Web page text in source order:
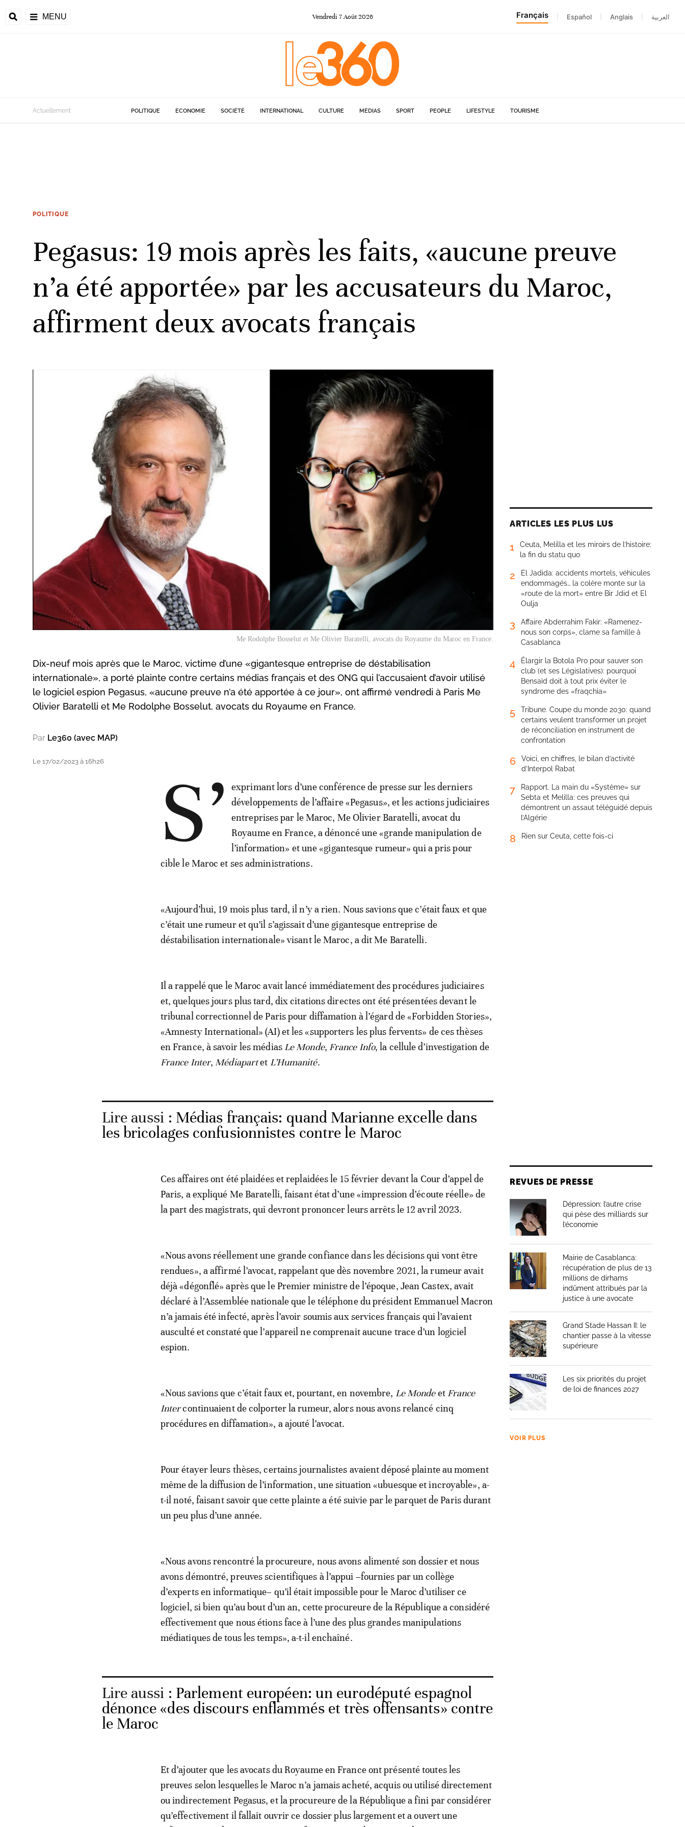
MENU Vendredi 7Août 2026 Français Español Anglais العربية
Actuellement POLITIQUE ECONOMIE SOCIÉTÉ INTERNATIONAL CULTURE MÉDIAS SPORT PEOPLE LIFESTYLE TOURISME
POLITIQUE
Pegasus: 19 mois après les faits, «aucune preuve
n’a été apportée» par les accusateurs du Maroc,
affirment deux avocats français
Me Rodolphe Bosselut et Me Olivier Baratelli, avocats du Royaume du Maroc en France.
Dix-neuf mois après que le Maroc, victime d’une «gigantesque entreprise de déstabilisation
internationale», a porté plainte contre certains médias français et des ONG qui l’accusaient d’avoir utilisé
le logiciel espion Pegasus, «aucune preuve n’a été apportée à ce jour», ont affirmé vendredi à Paris Me
Olivier Baratelli et Me Rodolphe Bosselut, avocats du Royaume en France.
Par Le360 (avec MAP)
Le 17/02/2023 à 16h26 S’
exprimant lors d’une conférence de presse sur les derniers
développements de l’affaire «Pegasus», et les actions judiciaires
entreprises par le Maroc, Me Olivier Baratelli, avocat du
Royaume en France, a dénoncé une «grande manipulation de
l’information» et une «gigantesque rumeur» qui a pris pour
cible le Maroc et ses administrations.
«Aujourd’hui, 19 mois plus tard, il n’y a rien. Nous savions que c’était faux et que
c’était une rumeur et qu’il s’agissait d’une gigantesque entreprise de
déstabilisation internationale» visant le Maroc, a dit Me Baratelli.
Il a rappelé que le Maroc avait lancé immédiatement des procédures judiciaires
et, quelques jours plus tard, dix citations directes ont été présentées devant le
tribunal correctionnel de Paris pour diffamation à l’égard de «Forbidden Stories»,
«Amnesty International» (AI) et les «supporters les plus fervents» de ces thèses
en France, à savoir les médias Le Monde, France Info, la cellule d’investigation de
France Inter, Médiapartet L’Humanité.
Lire aussi : Médias français: quand Marianne excelle dans
les bricolages confusionnistes contre le Maroc
Ces affaires ont été plaidées et replaidées le 15 février devant la Cour d’appel de
Paris, a expliqué Me Baratelli, faisant état d’une «impression d’écoute réelle» de
la part des magistrats, qui devront prononcer leurs arrêts le 12 avril 2023.
«Nous avons réellement une grande confiance dans les décisions qui vont être
rendues», a affirmé l’avocat, rappelant que dès novembre 2021, la rumeur avait
déjà «dégonflé» après que le Premier ministre de l’époque, Jean Castex, avait
déclaré à l’Assemblée nationale que le téléphone du président Emmanuel Macron
n’a jamais été infecté, après l’avoir soumis aux services français qui l’avaient
ausculté et constaté que l’appareil ne comprenait aucune trace d’un logiciel
espion.
«Nous savions que c’était faux et, pourtant, en novembre, Le Mondeet France
Intercontinuaient de colporter la rumeur, alors nous avons relancé cinq
procédures en diffamation», a ajouté l’avocat.
Pour étayer leurs thèses, certains journalistes avaient déposé plainte au moment
même de la diffusion de l’information, une situation «ubuesque et incroyable», a-
t-il noté, faisant savoir que cette plainte a été suivie par le parquet de Paris durant
un peu plus d’une année.
«Nous avons rencontré la procureure, nous avons alimenté son dossier et nous
avons démontré, preuves scientifiques à l’appui –fournies par un collège
d’experts en informatique– qu’il était impossible pour le Maroc d’utiliser ce
logiciel, si bien qu’au bout d’un an, cette procureure de la République a considéré
effectivement que nous étions face à l’une des plus grandes manipulations
médiatiques de tous les temps», a-t-il enchaîné.
Lire aussi : Parlement européen: un eurodéputé espagnol
dénonce «des discours enflammés et très offensants» contre
le Maroc
Et d’ajouter que les avocats du Royaume en France ont présenté toutes les
preuves selon lesquelles le Maroc n’a jamais acheté, acquis ou utilisé directement
ou indirectement Pegasus, et la procureure de la République a fini par considérer
qu’effectivement il fallait ouvrir ce dossier plus largement et a ouvert une
ARTICLES LES PLUS LUS
1
Ceuta, Melilla et les miroirs de l’histoire:
la fin du statu quo
2
El Jadida: accidents mortels, véhicules
endommagés… la colère monte sur la
«route de la mort» entre Bir Jdid et El
Oulja
3
Affaire Abderrahim Fakir: «Ramenez-
nous son corps», clame sa famille à
Casablanca
4
Élargir la Botola Pro pour sauver son
club (et ses Législatives): pourquoi
Bensaïd doit à tout prix éviter le
syndrome des «fraqchia»
5
Tribune. Coupe du monde 2030: quand
certains veulent transformer un projet
de réconciliation en instrument de
confrontation
6
Voici, en chiffres, le bilan d’activité
d’Interpol Rabat
7
Rapport. La main du «Système» sur
Sebta et Melilla: ces preuves qui
démontrent un assaut téléguidé depuis
l’Algérie
8 Rien sur Ceuta, cette fois-ci
REVUES DE PRESSE
Dépression: l’autre crise
qui pèse des milliards sur
l’économie
Mairie de Casablanca:
récupération de plus de 13
millions de dirhams
indûment attribués par la
justice à une avocate
Grand Stade Hassan II: le
chantier passe à la vitesse
supérieure
Les six priorités du projet
de loi de finances 2027
VOIR PLUS